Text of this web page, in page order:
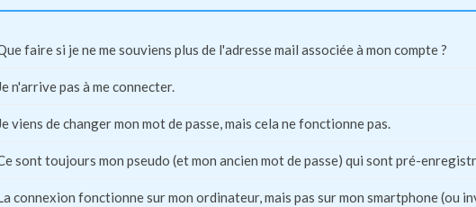
faire si je ne me souviens plus de l'adresse mail associée à mon compte ?
n'arrive pas à me connecter.
viens de changer mon mot de passe, mais cela ne fonctionne pas.
sont toujours mon pseudo (et mon ancien mot de passe) qui sont pré-
connexion fonctionne sur mon ordinateur, mais pas sur mon smartphone (ou